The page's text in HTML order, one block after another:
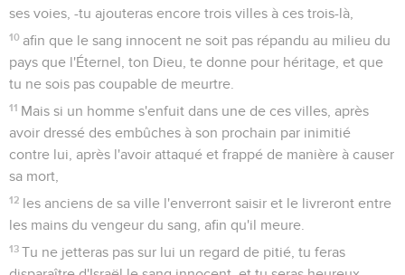
ses voies, -tu ajouteras encore trois villes à ces trois-là,
10 afin que le sang innocent ne soit pas répandu au milieu du
pays que l'Éternel, ton Dieu, te donne pour héritage, et que
tu ne sois pas coupable de meurtre.
11 Mais si un homme s'enfuit dans une de ces villes, après
avoir dressé des embûches à son prochain par inimitié
contre lui, après l'avoir attaqué et frappé de manière à causer
sa mort,
12 les anciens de sa ville l'enverront saisir et le livreront entre
les mains du vengeur du sang, afin qu'il meure.
13 Tu ne jetteras pas sur lui un regard de pitié, tu feras